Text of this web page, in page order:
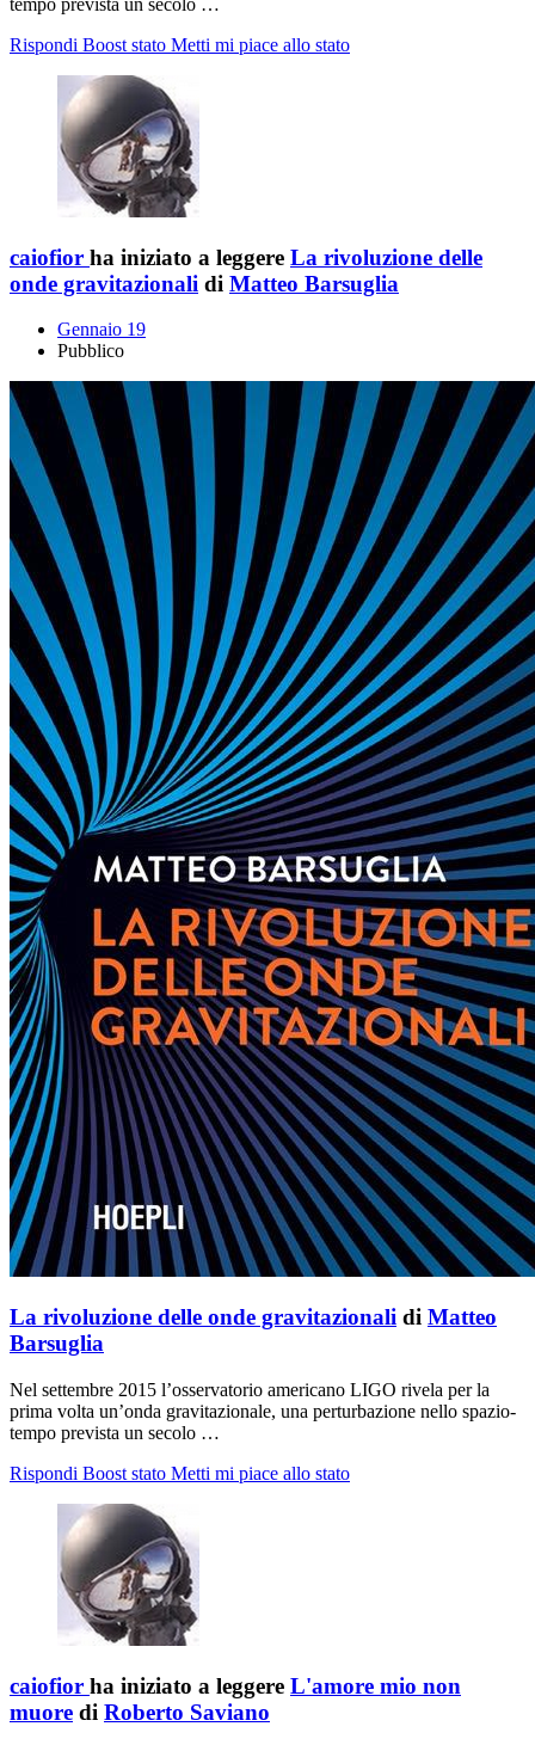
tempo prevista un secolo …
Rispondi Boost stato Metti mi piace allo stato
caiofior ha iniziato a leggere La rivoluzione delle
onde gravitazionali di Matteo Barsuglia
Gennaio 19
Pubblico
La rivoluzione delle onde gravitazionali di Matteo
Barsuglia
Nel settembre 2015 l’osservatorio americano LIGO rivela per la
prima volta un’onda gravitazionale, una perturbazione nello spazio-
tempo prevista un secolo …
Rispondi Boost stato Metti mi piace allo stato
caiofior ha iniziato a leggere L'amore mio non
muore di Roberto Saviano